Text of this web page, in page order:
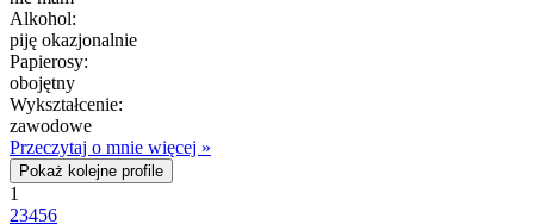
Alkohol:
piję okazjonalnie
Papierosy:
obojętny
Wykształcenie:
zawodowe
Przeczytaj o mnie więcej »
Pokaż kolejne profile
1
23456